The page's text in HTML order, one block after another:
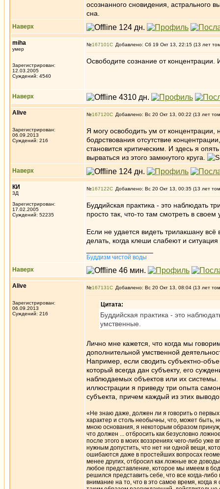
осознанного сновидения, астрального
сна.
Наверх
miha
умер
Зарегистрирован:
12.03.2005
Суждений: 4540
№167101 Добавлено: Сб 19 Окт 13, 22:15 (13 лет
Освободите сознание от концентрации.
Наверх
Alive
Зарегистрирован:
06.09.2013
Суждений: 216
№167120 Добавлено: Вс 20 Окт 13, 00:22 (13 лет
Я могу освободить ум от
бодрствования отсутствие
становится критическим. И здесь я
вырваться из этого замкнутого круга.
Наверх
КИ
3Д
Зарегистрирован:
17.02.2005
Суждений: 52235
№167122 Добавлено: Вс 20 Окт 13, 00:35 (13 лет
Буддийская практика - это наблюдать
просто так, что-то там смотреть в
Если не удается видеть трилакшану
делать, когда клеши слабеют и ситуация
Буддизм чистой воды
Наверх
Alive
Зарегистрирован:
06.09.2013
Суждений: 216
№167131 Добавлено: Вс 20 Окт 13, 08:04 (13 лет
Цитата:
Буддийская практика - это
умственные.
Лично мне кажется, что когда мы
дополнительной умственной
Например, если сводить субъектно-
который всегда дан субъекту, его
наблюдаемых объектов или их
иллюстрации я приведу три опыта
субъекта, причем каждый из этих
«Не знаю даже, должен ли я говорить о
характер и столь необычны, что, может быть,
мною основания, я некоторым образом
что должен ... отбросить как безусловно
после этого в моих воззрениях чего-либо уже
нужным допустить, что нет ни одной вещи,
ошибаются даже в простейших вопросах
менее других, отбросил как ложные все
любое представление, которое мы имеем в
решился представить себе, что все когда-
внимание на то, что в это самое время, когда